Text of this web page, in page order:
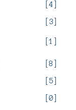
4
3
1
8
5
0